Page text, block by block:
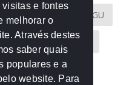
MT CGU
MT MPE-MT
PGE-MT PGR
e fontes
melhorar o
Através destes
saber quais
populares e a
website. Para